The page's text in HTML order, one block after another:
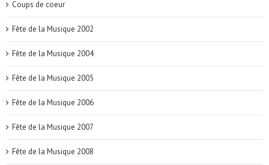
Coups de coeur
Fête de la Musique 2002
Fête de la Musique 2004
Fête de la Musique 2005
Fête de la Musique 2006
Fête de la Musique 2007
Fête de la Musique 2008